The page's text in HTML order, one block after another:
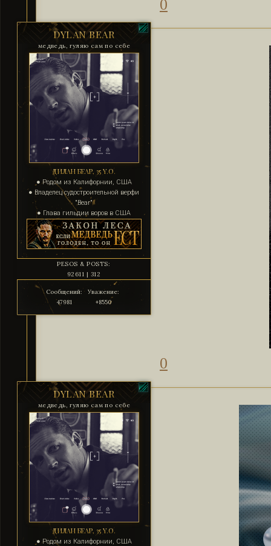
0
DYLAN BEAR
медведь, гуляю сам по себе
ДИЛАН БЕАР, 35 Y.O.
● Родом из Калифорнии, США
● Владелец судостроительной верфи
"Bear"
● Глава гильдии воров в США
PESOS & POSTS:
92611 | 312
Сообщений:
47981
Уважение:
+8550
0
DYLAN BEAR
медведь, гуляю сам по себе
ДИЛАН БЕАР, 35 Y.O.
● Родом из Калифорнии, США